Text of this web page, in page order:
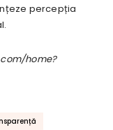
percepția
home?